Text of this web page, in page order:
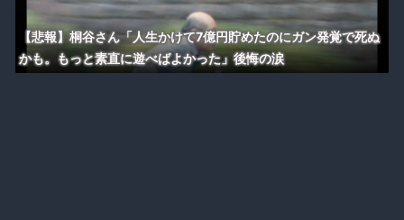
【悲報】桐谷さん「人生かけて7億円貯めたのにガン発覚で死ぬ
かも。もっと素直に遊べばよかった」後悔の涙